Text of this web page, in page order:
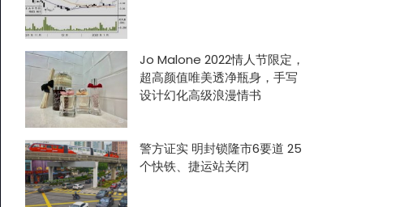
Jo Malone 2022情人节限定，
超高颜值唯美透净瓶身，手写
设计幻化高级浪漫情书
警方证实 明封锁隆市6要道 25
个快铁、捷运站关闭